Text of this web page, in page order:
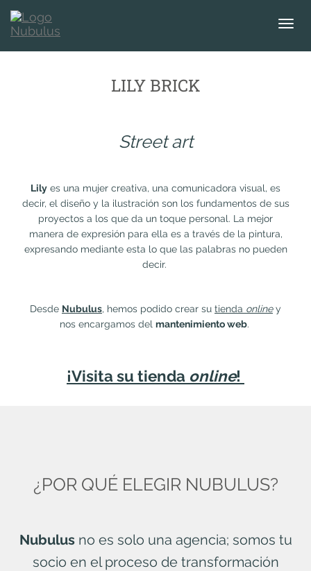
T
t
n
LILY BRICK
Street art
Lily es una mujer creativa, una comunicadora visual, es
decir, el diseño y la ilustración son los fundamentos de sus
proyectos a los que da un toque personal. La mejor
manera de expresión para ella es a través de la pintura,
expresando mediante esta lo que las palabras no pueden
decir.
Desde Nubulus, hemos podido crear su tienda onliney
nos encargamos del mantenimiento web.
¡Visita su tienda online!
¿POR QUÉ ELEGIR NUBULUS?
Nubulus no es solo una agencia; somos tu
socio en el proceso de transformación